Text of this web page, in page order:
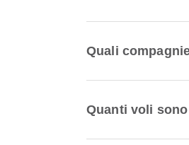
Quali
Quanti voli